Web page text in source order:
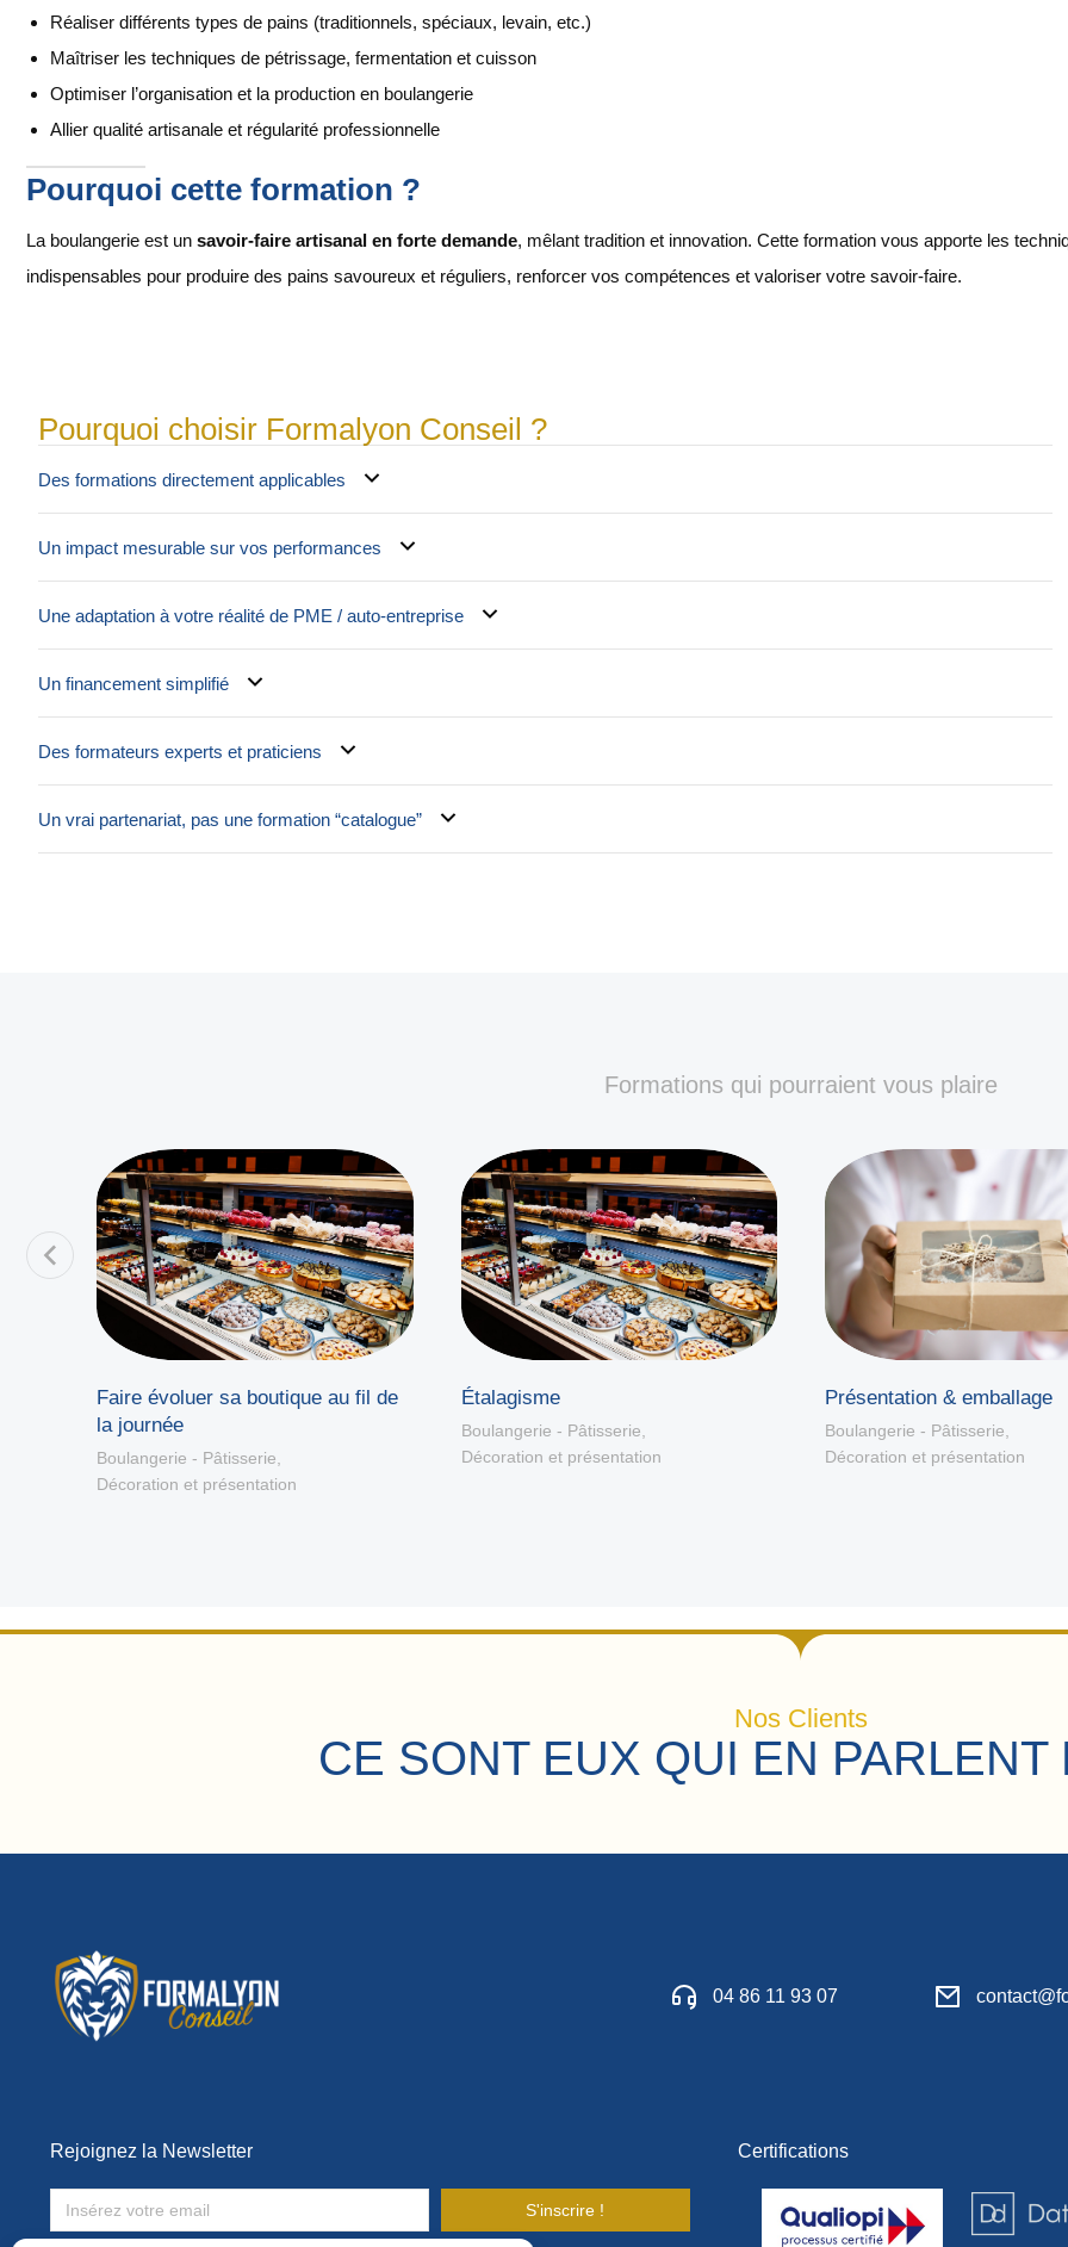
Réaliser différents types de pains (traditionnels, spéciaux, levain, etc.)
Maîtriser les techniques de pétrissage, fermentation et cuisson
Optimiser l’organisation et la production en boulangerie
Allier qualité artisanale et régularité professionnelle
Pourquoi cette formation ?
La boulangerie est un savoir-faire artisanal en forte demande, mêlant tradition et innovation. Cette formation vous apporte les
indispensables pour produire des pains savoureux et réguliers, renforcer vos compétences et valoriser votre savoir-faire.
Pourquoi choisir Formalyon Conseil ?
Des formations directement applicables
Un impact mesurable sur vos performances
Une adaptation à votre réalité de PME / auto-entreprise
Un financement simplifié
Des formateurs experts et praticiens
Un vrai partenariat, pas une formation “catalogue”
Formations qui pourraient vous plaire
Faire évoluer sa boutique au fil de
la journée
Boulangerie - Pâtisserie
Décoration et présentation
Étalagisme
Boulangerie - Pâtisserie
Décoration et présentation
Présentation & emballage
Boulangerie - Pâtisserie
Décoration et présentation
Nos Clients
CE SONT EUX QUI EN PARLENT
04 86 11 93 07
Rejoignez la Newsletter
S'inscrire !
Certifications